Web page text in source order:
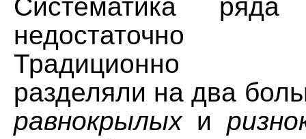
Систематика
недостаточно
Традиционно
разделяли на два
равнокрылыхи